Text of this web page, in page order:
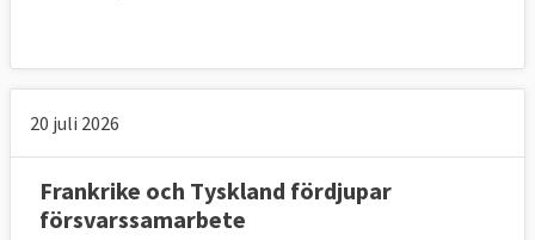
20 juli 2026
Frankrike och Tyskland fördjupar
försvarssamarbete